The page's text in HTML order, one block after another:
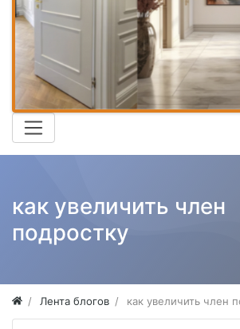
как увеличить член
подростку
Лента блогов как увеличить член